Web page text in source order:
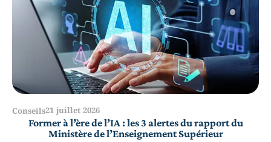
Conseils21 juillet 2026
Former à l’ère de l’IA : les 3 alertes du rapport du
Ministère de l’Enseignement Supérieur